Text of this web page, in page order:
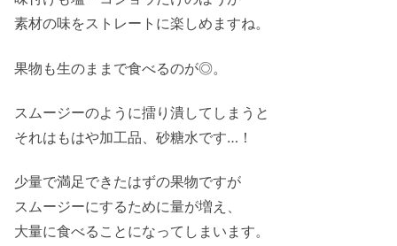
素材の味をストレートに楽しめますね。
果物も生のままで食べるのが◎。
スムージーのように擂り潰してしまうと
それはもはや加工品、砂糖水です…！
少量で満足できたはずの果物ですが
スムージーにするために量が増え、
大量に食べることになってしまいます。